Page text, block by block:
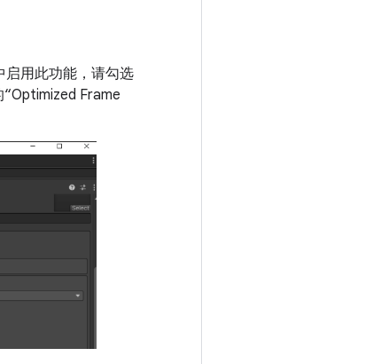
启用此功能，请勾选
“Optimized Frame